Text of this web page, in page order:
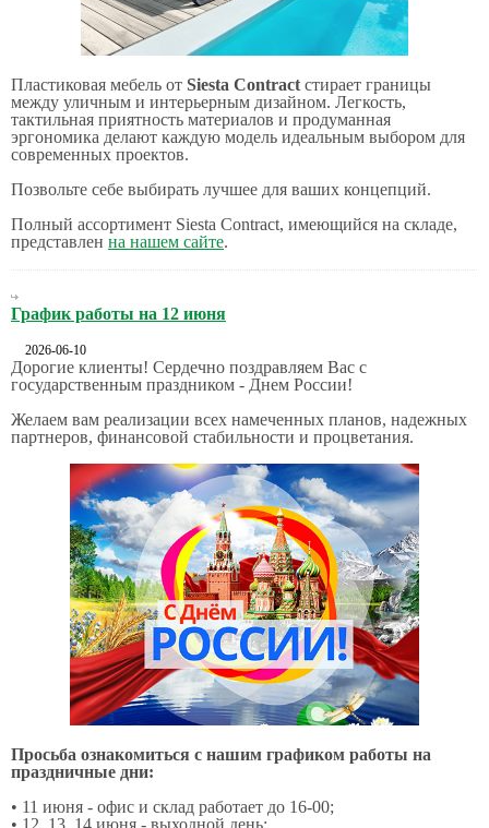
Пластиковая мебель от Siesta Contract стирает границы
между уличным и интерьерным дизайном. Легкость,
тактильная приятность материалов и продуманная
эргономика делают каждую модель идеальным выбором для
современных проектов.
Позвольте себе выбирать лучшее для ваших концепций.
Полный ассортимент Siesta Contract, имеющийся на складе,
представлен на нашем сайте.
График работы на 12 июня
2026-06-10
Дорогие клиенты! Сердечно поздравляем Вас с
государственным праздником - Днем России!
Желаем вам реализации всех намеченных планов, надежных
партнеров, финансовой стабильности и процветания.
Просьба ознакомиться с нашим графиком работы на
праздничные дни:
• 11 июня - офис и склад работает до 16-00;
• 12, 13, 14 июня - выходной день;